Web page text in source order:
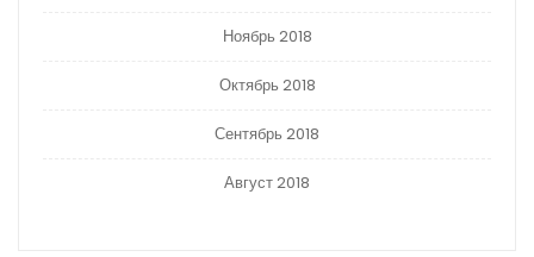
Ноябрь 2018
Октябрь 2018
Сентябрь 2018
Август 2018